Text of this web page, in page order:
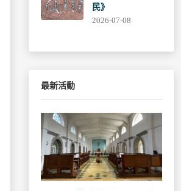
民》
2026-07-08
最新活動